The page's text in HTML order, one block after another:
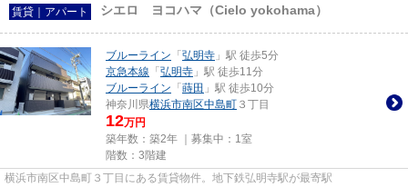
賃貸｜アパート シエロ ヨコハマ（Cielo yokohama）
ブルーライン 「 弘明寺 」駅 徒歩5分
京急本線 「 弘明寺 」駅 徒歩11分
ブルーライン 「 蒔田 」駅 徒歩10分
神奈川県横浜市南区中島町 ３丁目
12万円
築年数：築2年 ｜募集中： 1室
階数：3階建
横浜市南区中島町３丁目にある賃貸物件。地下鉄弘明寺駅が最寄駅